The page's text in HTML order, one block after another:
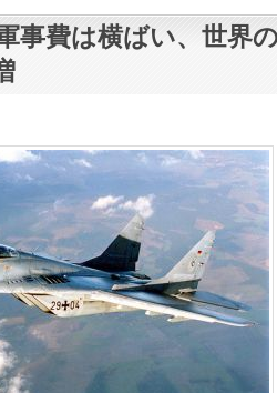
事費は横ばい、世界